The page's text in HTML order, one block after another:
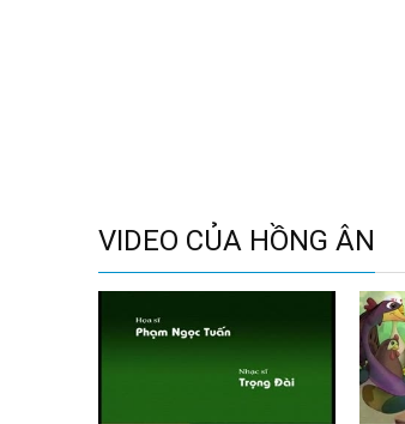
VIDEO CỦA HỒNG ÂN